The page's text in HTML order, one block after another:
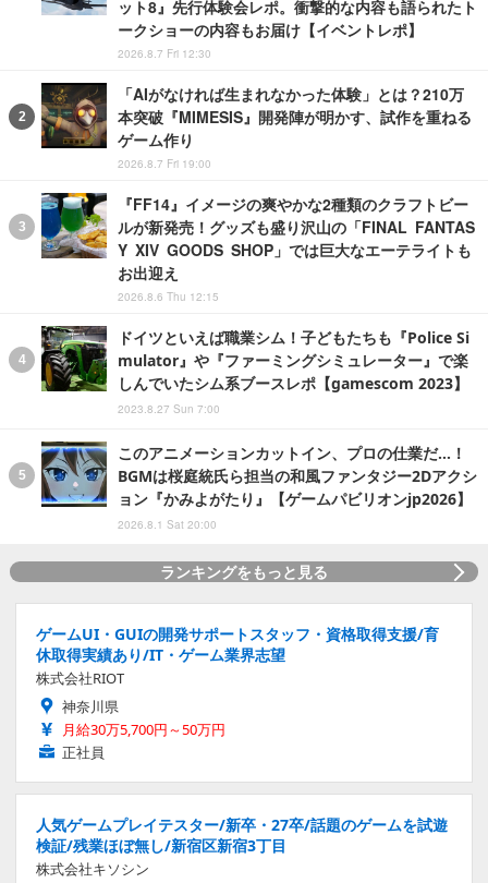
ット8』先行体験会レポ。衝撃的な内容も語られたト
ークショーの内容もお届け【イベントレポ】
2026.8.7 Fri 12:30
「AIがなければ生まれなかった体験」とは？210万
本突破『MIMESIS』開発陣が明かす、試作を重ねる
ゲーム作り
2026.8.7 Fri 19:00
『FF14』イメージの爽やかな2種類のクラフトビー
ルが新発売！グッズも盛り沢山の「FINAL FANTAS
Y XIV GOODS SHOP」では巨大なエーテライトも
お出迎え
2026.8.6 Thu 12:15
ドイツといえば職業シム！子どもたちも『Police Si
mulator』や『ファーミングシミュレーター』で楽
しんでいたシム系ブースレポ【gamescom 2023】
2023.8.27 Sun 7:00
このアニメーションカットイン、プロの仕業だ…！
BGMは桜庭統氏ら担当の和風ファンタジー2Dアクシ
ョン『かみよがたり』【ゲームパビリオンjp2026】
2026.8.1 Sat 20:00
ランキングをもっと見る
ゲームUI・GUIの開発サポートスタッフ・資格取得支援/育
休取得実績あり/IT・ゲーム業界志望
株式会社RIOT
神奈川県
月給30万5,700円～50万円
正社員
人気ゲームプレイテスター/新卒・27卒/話題のゲームを試遊
検証/残業ほぼ無し/新宿区新宿3丁目
株式会社キソシン